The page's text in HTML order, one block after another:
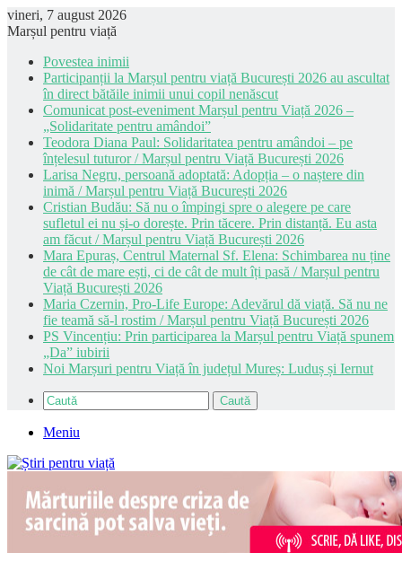
vineri, 7 august 2026
Marșul pentru viață
Povestea inimii
Participanții la Marșul pentru viață București 2026 au ascultat
în direct bătăile inimii unui copil nenăscut
Comunicat post-eveniment Marșul pentru Viață 2026 –
„Solidaritate pentru amândoi”
Teodora Diana Paul: Solidaritatea pentru amândoi – pe
înțelesul tuturor / Marșul pentru Viață București 2026
Larisa Negru, persoană adoptată: Adopția – o naștere din
inimă / Marșul pentru Viață București 2026
Cristian Budău: Să nu o împingi spre o alegere pe care
sufletul ei nu și-o dorește. Prin tăcere. Prin distanță. Eu asta
am făcut / Marșul pentru Viață București 2026
Mara Epuraș, Centrul Maternal Sf. Elena: Schimbarea nu ține
de cât de mare ești, ci de cât de mult îți pasă / Marșul pentru
Viață București 2026
Maria Czernin, Pro-Life Europe: Adevărul dă viață. Să nu ne
fie teamă să-l rostim / Marșul pentru Viață București 2026
PS Vincențiu: Prin participarea la Marșul pentru Viață spunem
„Da” iubirii
Noi Marșuri pentru Viață în județul Mureș: Luduș și Iernut
Caută
Meniu